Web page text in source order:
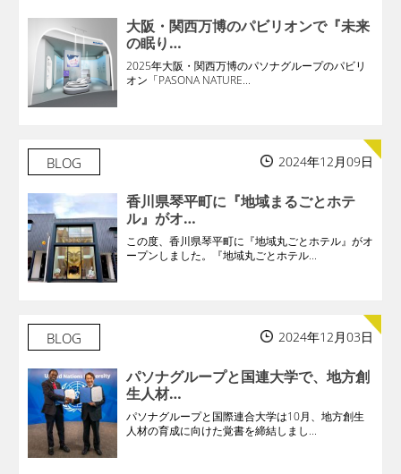
大阪・関西万博のパビリオンで『未来
の眠り…
2025年大阪・関西万博のパソナグループのパビリ
オン「PASONA NATURE...
BLOG 2024年12月09日
香川県琴平町に『地域まるごとホテ
ル』がオ…
この度、香川県琴平町に『地域丸ごとホテル』がオ
ープンしました。『地域丸ごとホテル...
BLOG 2024年12月03日
パソナグループと国連大学で、地方創
生人材…
パソナグループと国際連合大学は10月、地方創生
人材の育成に向けた覚書を締結しまし...